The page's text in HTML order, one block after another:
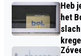
Heb
het